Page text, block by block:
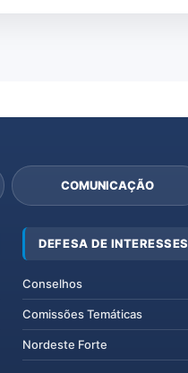
COMUNICAÇÃO
DEFESA DE INTERESSES
Conselhos
Comissões Temáticas
Nordeste Forte